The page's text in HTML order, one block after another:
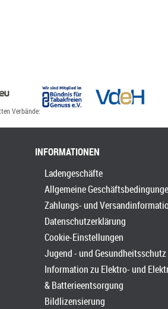
Verbände:
INFORMATIONEN
Ladengeschäfte
Allgemeine
Zahlungs- und
Datenschutzerklärung
Cookie-Einstellungen
Jugend - und
Information zu Elektro- und
& Batterieentsorgung
Bildlizensierung